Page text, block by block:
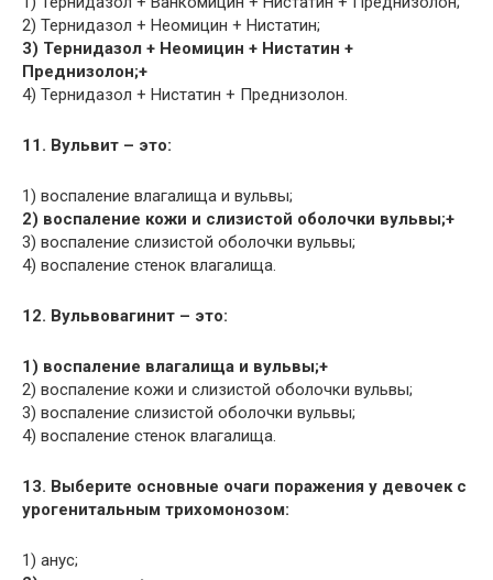
2) Тернидазол + Неомицин + Нистатин;
3) Тернидазол + Неомицин + Нистатин +
Преднизолон;+
4) Тернидазол + Нистатин + Преднизолон.
11. Вульвит – это:
1) воспаление влагалища и вульвы;
2) воспаление кожи и слизистой оболочки вульвы;+
3) воспаление слизистой оболочки вульвы;
4) воспаление стенок влагалища.
12. Вульвовагинит – это:
1) воспаление влагалища и вульвы;+
2) воспаление кожи и слизистой оболочки вульвы;
3) воспаление слизистой оболочки вульвы;
4) воспаление стенок влагалища.
13. Выберите основные очаги поражения у девочек с
урогенитальным трихомонозом:
1) анус;